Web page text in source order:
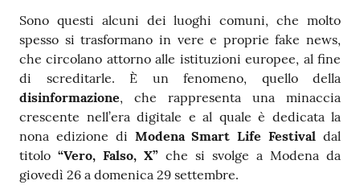
Sono questi alcuni dei luoghi comuni, che molto
spesso si trasformano in vere e proprie fake news,
che circolano attorno alle istituzioni europee, al fine
di screditarle. È un fenomeno, quello della
disinformazione, che rappresenta una minaccia
crescente nell’era digitale e al quale è dedicata la
nona edizione di Modena Smart Life Festival dal
titolo “Vero, Falso, X” che si svolge a Modena da
giovedì 26 a domenica 29 settembre.